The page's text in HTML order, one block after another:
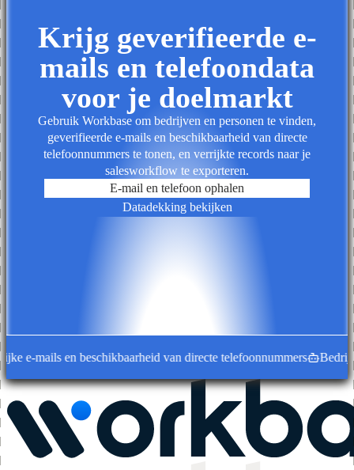
Krijg geverifieerde e-
mails en telefoondata
voor je doelmarkt
Gebruik Workbase om bedrijven en personen te vinden,
geverifieerde e-mails en beschikbaarheid van directe
telefoonnummers te tonen, en verrijkte records naar je
salesworkflow te exporteren.
E-mail en telefoon ophalen
Datadekking bekijken
mails en beschikbaarheid van directe telefoonnummers